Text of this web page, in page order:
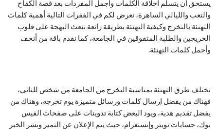
يستحق ان يتسلم احلاقة الكلمات وأجمل المفردات بعد قصة الكفاح
والتعب والليالي الساهرة، نعرض لكم في الفقرات التالية أهمية كلمات
التهنئة بالتخرج وكيفية التهنئة بطريقة رائعة تبعث البهجة على قلوب
الخريجين والطلبة المتفوقين في الجامعة، كما نقدم باقة من أنحف
وأجمل كلمات التهنئة.
تختلف طرق التهنئة بمناسبة التخرج من الجامعة من شخص للثاني،
فهناك من يفضل إرسال كلمات ورسائل متميزة يوم تخرجه، وهناك من
يفضل تقديم هدية، ويود البعض كتابة تدوينات على صفحات الفيس
بوك، حسابات تويتر وإنستغرام، حيث يتم الإعلان عن التميز ونشر الخبر